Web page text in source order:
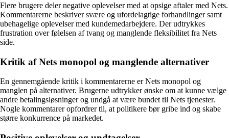
Flere brugere deler negative oplevelser med at opsige aftaler med Nets.
Kommentarerne beskriver svære og ufordelagtige forhandlinger samt
ubehagelige oplevelser med kundemedarbejdere. Der udtrykkes
frustration over følelsen af tvang og manglende fleksibilitet fra Nets
side.
Kritik af Nets monopol og manglende alternativer
En gennemgående kritik i kommentarerne er Nets monopol og
manglen på alternativer. Brugerne udtrykker ønske om at kunne vælge
andre betalingsløsninger og undgå at være bundet til Nets tjenester.
Nogle kommentarer opfordrer til, at politikere bør gribe ind og skabe
større konkurrence på markedet.